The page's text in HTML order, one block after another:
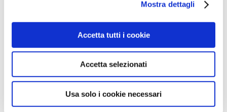
Mostra dettagli
Accetta tutti i cookie
Accetta selezionati
Usa solo i cookie necessari
Rispetto dell’ambiente e riduzione dei
Fornendo energia100% greenEnergit
punta sulla qualità dell’impatto ecologico: ci
impegniamo nella tutela dell’ambiente